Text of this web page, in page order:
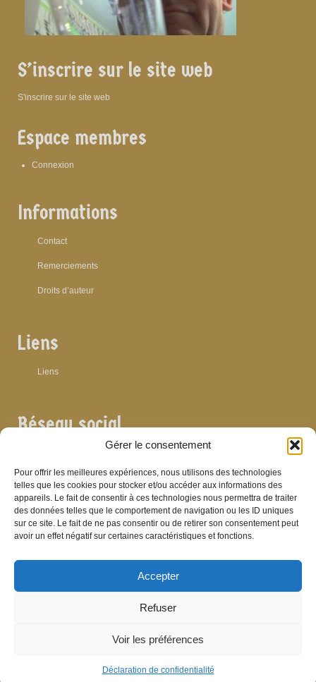
Gérer le consentement
Pour offrir les meilleures expériences, nous utilisons des technologies
telles que les cookies pour stocker et/ou accéder aux informations des
appareils. Le fait de consentir à ces technologies nous permettra de traiter
des données telles que le comportement de navigation ou les ID uniques
sur ce site. Le fait de ne pas consentir ou de retirer son consentement peut
avoir un effet négatif sur certaines caractéristiques et fonctions.
Accepter
Refuser
Voir les préférences
Déclaration de confidentialité
S’inscrire sur le site web
S'inscrire sur le site web
Espace membres
Connexion
Informations
Contact
Remerciements
Droits d’auteur
Liens
Liens
Réseau social
Archives
Archives
Bibliographie
© Brasserie de Dinant (anciens établissements Laurent et Stévenart) 2006-2026 -